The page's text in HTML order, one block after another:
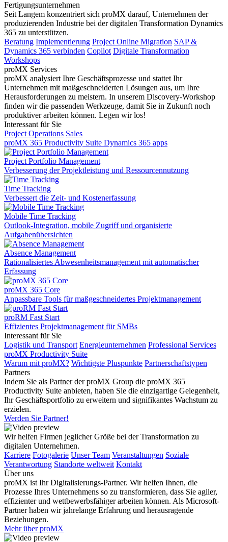
Fertigungsunternehmen
Seit Langem konzentriert sich proMX darauf, Unternehmen der
produzierenden Industrie bei der digitalen Transformation Dynamics
365 zu unterstützen.
Beratung Implementierung Project Online Migration SAP &
Dynamics 365 verbinden Copilot Digitale Transformation
Workshops
proMX Services
proMX analysiert Ihre Geschäftsprozesse und stattet Ihr
Unternehmen mit maßgeschneiderten Lösungen aus, um Ihre
Herausforderungen zu meistern. In unserem Discovery-Workshop
finden wir die passenden Werkzeuge, damit Sie in Zukunft noch
produktiver arbeiten können. Legen wir los!
Interessant für Sie
Project Operations Sales
proMX 365 Productivity Suite Dynamics 365 apps
Project Portfolio Management
Verbesserung der Projektleistung und Ressourcennutzung
Time Tracking
Verbessert die Zeit- und Kostenerfassung
Mobile Time Tracking
Outlook-Integration, mobile Zugriff und organisierte
Aufgabenübersichten
Absence Management
Rationalisiertes Abwesenheitsmanagement mit automatischer
Erfassung
proMX 365 Core
Anpassbare Tools für maßgeschneidertes Projektmanagement
proRM Fast Start
Effizientes Projektmanagement für SMBs
Interessant für Sie
Logistik und Transport Energieunternehmen Professional Services
proMX Productivity Suite
Warum mit proMX? Wichtigste Pluspunkte Partnerschaftstypen
Partners
Indem Sie als Partner der proMX Group die proMX 365
Productivity Suite anbieten, haben Sie die einzigartige Gelegenheit,
Ihr Geschäftsportfolio zu erweitern und signifikantes Wachstum zu
erzielen.
Werden Sie Partner!
Wir helfen Firmen jeglicher Größe bei der Transformation zu
digitalen Unternehmen.
Karriere Fotogalerie Unser Team Veranstaltungen Soziale
Verantwortung Standorte weltweit Kontakt
Über uns
proMX ist Ihr Digitalisierungs-Partner. Wir helfen Ihnen, die
Prozesse Ihres Unternehmens so zu transformieren, dass Sie agiler,
effizienter und wettbewerbsfähiger arbeiten können. Als Microsoft-
Partner haben wir jahrelange Erfahrung und herausragende
Beziehungen.
Mehr über proMX